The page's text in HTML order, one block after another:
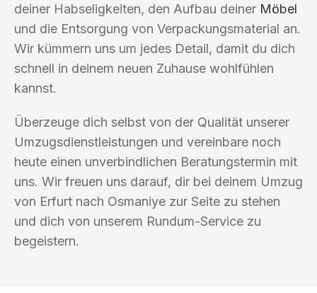
deiner Habseligkeiten, den Aufbau deiner Möbel
und die Entsorgung von Verpackungsmaterial an.
Wir kümmern uns um jedes Detail, damit du dich
schnell in deinem neuen Zuhause wohlfühlen
kannst.
Überzeuge dich selbst von der Qualität unserer
Umzugsdienstleistungen und vereinbare noch
heute einen unverbindlichen Beratungstermin mit
uns. Wir freuen uns darauf, dir bei deinem Umzug
von Erfurt nach Osmaniye zur Seite zu stehen
und dich von unserem Rundum-Service zu
begeistern.